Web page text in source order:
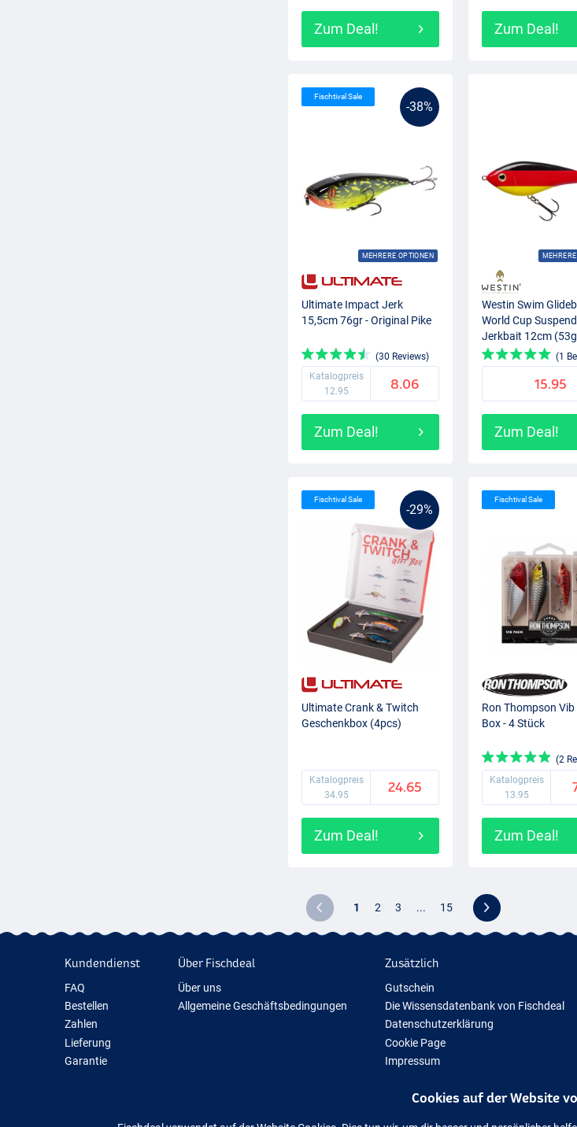
Zum Deal! Zum Deal!
-38%
MEHRERE OPTIONEN
Fischtival Sale
Ultimate Impact Jerk
15,5cm 76gr - Original Pike
(30 Reviews)
Katalogpreis
12.95
8.06
Zum Deal!
Westin Swim
World Cup
Jerkbait 12cm
Germany
(1
15.95
Zum Deal!
-29%
Fischtival Sale
Ultimate Crank & Twitch
Geschenkbox (4pcs)
Katalogpreis
34.95
24.65
Zum Deal!
Fischtival Sale
Ron Thompson Vib
Box - 4 Stück
(2
Katalogpreis
13.95
Zum Deal!
1 2 3 ... 15
Kundendienst
FAQ
Bestellen
Zahlen
Lieferung
Garantie
Über Fischdeal
Über uns
Allgemeine Geschäftsbedingungen
Zusätzlich
Gutschein
Die Wissensdatenbank von Fischdeal
Datenschutzerklärung
Cookie Page
Impressum
Neue Angelausrüstung
Cookies auf der Website